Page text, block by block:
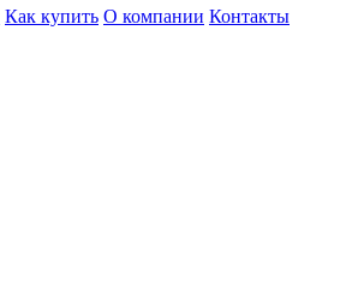
Как купить О компании Контакты